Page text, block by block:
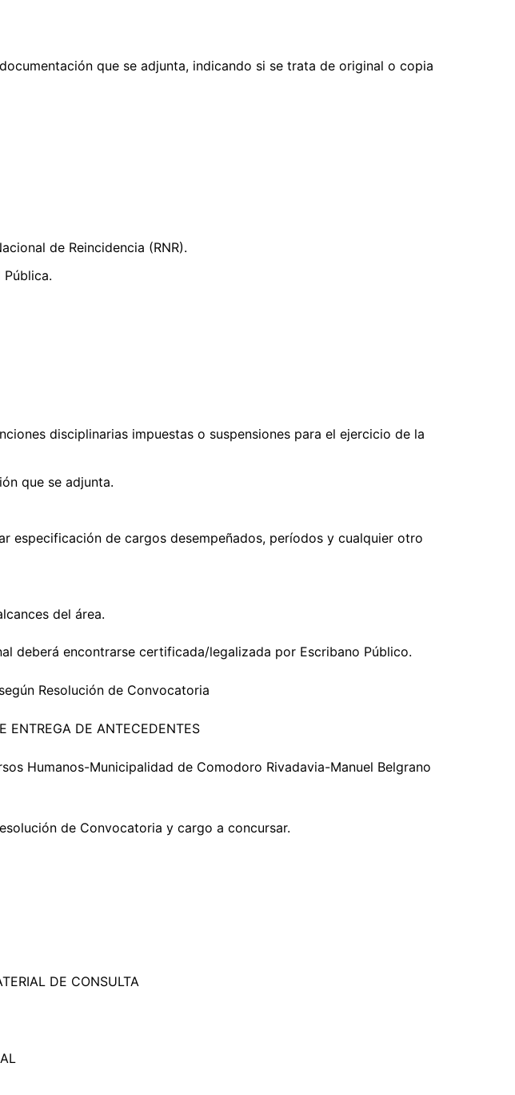
que se adjunta, indicando si se trata de original o copia
de Reincidencia (RNR).
disciplinarias impuestas o suspensiones para el ejercicio de la
que se adjunta.
especificación de cargos desempeñados, períodos y cualquier otro
del área.
deberá encontrarse certificada/legalizada por Escribano Público.
Resolución de Convocatoria
ENTREGA DE ANTECEDENTES
Humanos-Municipalidad de Comodoro Rivadavia-Manuel Belgrano
de Convocatoria y cargo a concursar.
DE CONSULTA